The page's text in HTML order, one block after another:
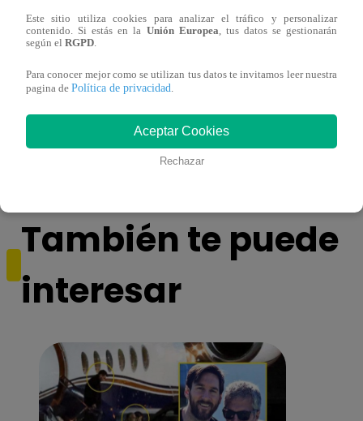
antes de Navidad?
También te puede
interesar
Este sitio utiliza cookies para analizar el tráfico y personalizar
contenido. Si estás en la Unión Europea , tus datos se gestionarán
según el RGPD
Para conocer mejor como se utilizan tus datos te invitamos leer nuestra
pagina de Política de privacidad
Aceptar Cookies
Rechazar